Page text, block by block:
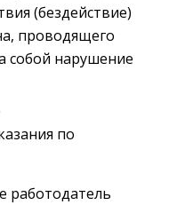
(бездействие)
проводящего
собой нарушение
по
работодатель